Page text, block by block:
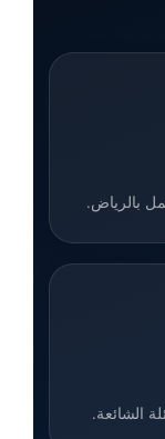
بالرياض.
الشائعة.